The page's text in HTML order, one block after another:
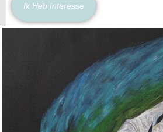
Ik Heb Interesse